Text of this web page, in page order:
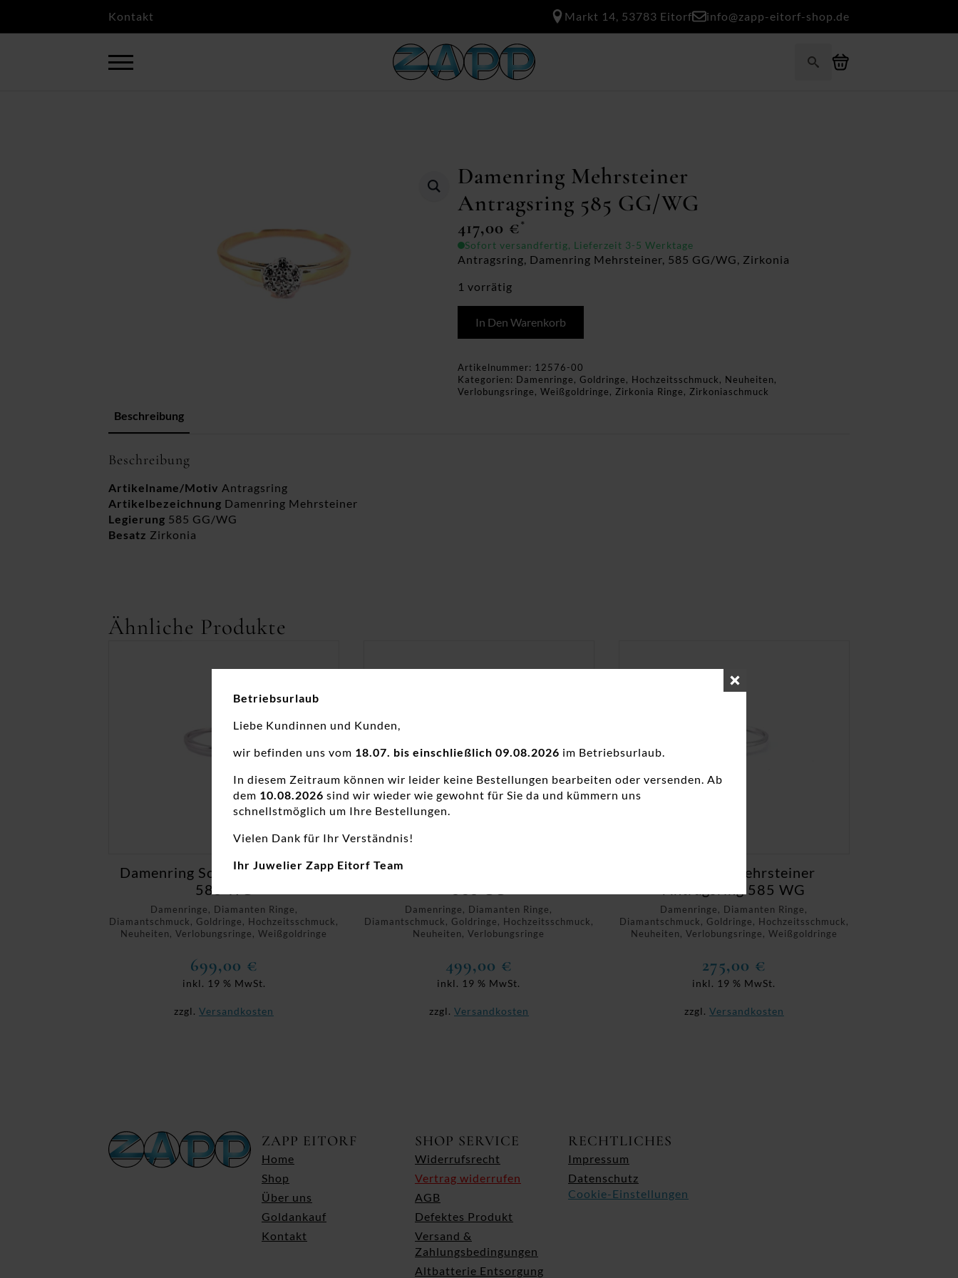
Kontakt Markt 14, 53783 Eitorf info@zapp-eitorf-shop.de
Damenring Mehrsteiner
Antragsring 585 GG/WG
417,00 €*
Sofort versandfertig, Lieferzeit 3-5 Werktage
Antragsring, Damenring Mehrsteiner, 585 GG/WG, Zirkonia
1 vorrätig
In Den Warenkorb
Artikelnummer: 12576-00
Kategorien: Damenringe, Goldringe, Hochzeitsschmuck, Neuheiten,
Verlobungsringe, Weißgoldringe, Zirkonia Ringe, Zirkoniaschmuck
Beschreibung
Beschreibung
Artikelname/Motiv Antragsring
Artikelbezeichnung Damenring Mehrsteiner
Legierung 585 GG/WG
Besatz Zirkonia
Ähnliche Produkte
Damenringe, Diamanten Ringe,
Diamantschmuck, Goldringe, Hochzeitsschmuck,
Neuheiten, Verlobungsringe, Weißgoldringe
Damenring Solitär Antragsring
585 WG
699,00 €
inkl. 19 % MwSt.
zzgl.Versandkosten
Damenringe, Diamanten Ringe,
Diamantschmuck, Goldringe, Hochzeitsschmuck,
Neuheiten, Verlobungsringe
Damenring Solitär Antragsring
499,00 €
inkl. 19 % MwSt.
zzgl. Versandkosten
Damenringe, Diamanten Ringe,
Diamantschmuck, Goldringe, Hochzeitsschmuck,
Neuheiten, Verlobungsringe, Weißgoldringe
Damenring Mehrsteiner
Antragsring 585 WG
275,00 €
inkl. 19 % MwSt.
zzgl. Versandkosten
ZAPP EITORF
Home
Shop
Über uns
Goldankauf
Kontakt
SHOP SERVICE
Widerrufsrecht
Vertrag widerrufen
AGB
Defektes Produkt
Versand &
Zahlungsbedingungen
Altbatterie Entsorgung
RECHTLICHES
Impressum
Datenschutz
Cookie-Einstellungen
Betriebsurlaub
Liebe Kundinnen und Kunden,
wir befinden uns vom 18.07. bis einschließlich 09.08.2026 im Betriebsurlaub.
In diesem Zeitraum können wir leider keine Bestellungen bearbeiten oder versenden. Ab
dem 10.08.2026 sind wir wieder wie gewohnt für Sie da und kümmern uns
schnellstmöglich um Ihre Bestellungen.
Vielen Dank für Ihr Verständnis!
Ihr Juwelier Zapp Eitorf Team